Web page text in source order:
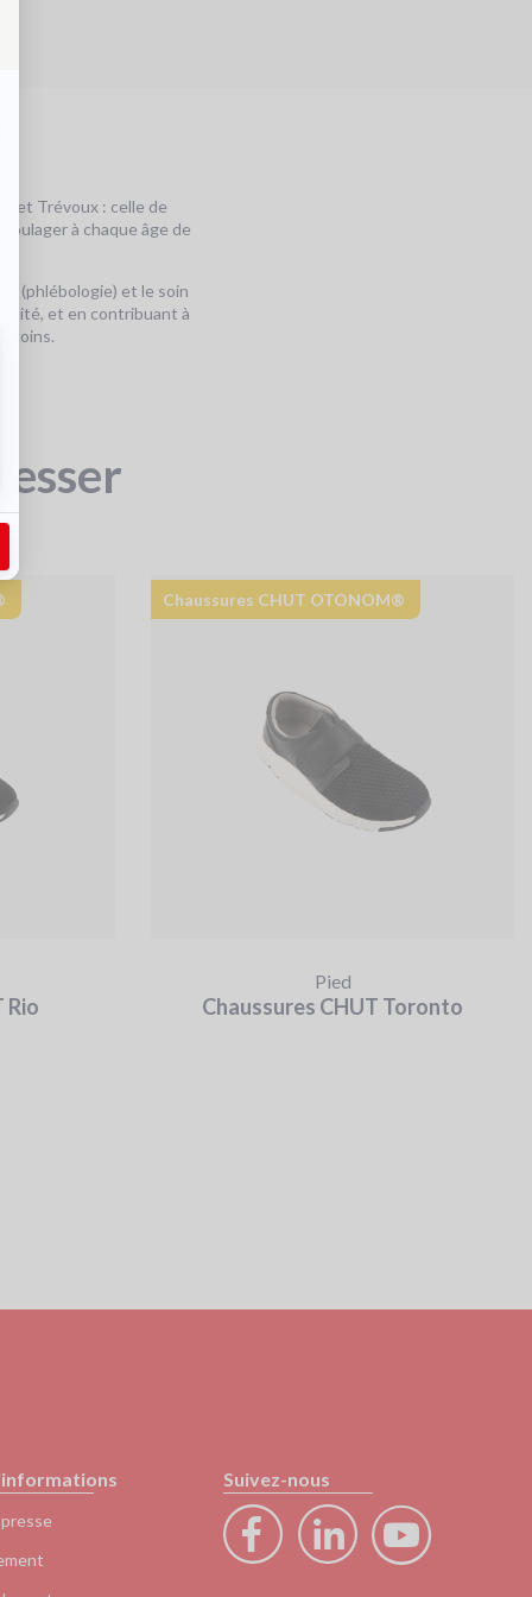
et Trévoux : celle de
à chaque âge de
(phlébologie) et le soin
et en contribuant à
soins.
Rio
Chaussures CHUT OTONOM®
Pied
Chaussures CHUT Toronto
Suivez-nous